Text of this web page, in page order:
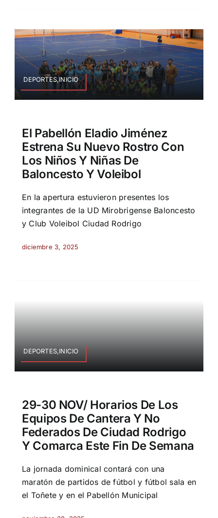
DEPORTES,INICIO
El Pabellón Eladio Jiménez
Estrena Su Nuevo Rostro Con
Los Niños Y Niñas De
Baloncesto Y Voleibol
En la apertura estuvieron presentes los
integrantes de la UD Mirobrigense Baloncesto
y Club Voleibol Ciudad Rodrigo
diciembre 3, 2025
DEPORTES,INICIO
29-30 NOV/ Horarios De Los
Equipos De Cantera Y No
Federados De Ciudad Rodrigo
Y Comarca Este Fin De Semana
La jornada dominical contará con una
maratón de partidos de fútbol y fútbol sala en
el Toñete y en el Pabellón Municipal